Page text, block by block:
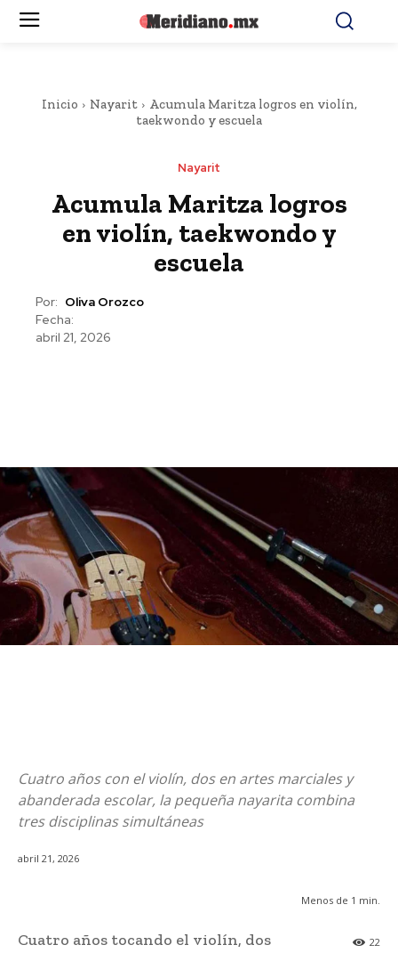
Inicio Nayarit
Acumula Maritza logros en violín,
taekwondo y escuela
Nayarit
Acumula Maritza logros
en violín, taekwondo y
escuela
Por: Oliva Orozco
Fecha:
abril 21, 2026
Cuatro años con el violín, dos en artes marciales y
abanderada escolar, la pequeña nayarita combina
tres disciplinas simultáneas
abril 21, 2026
Menos de 1 min.
22
Cuatro años tocando el violín, dos